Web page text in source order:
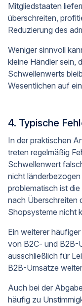
Mitgliedstaaten
überschreiten,
Reduzierung des
Weniger sinnvoll
kleine Händler sein,
Schwellenwerts
Wesentlichen auf
4. Typische
In der praktischen
treten regelmäßig
Schwellenwert
nicht
problematisch ist
nach Überschreiten
Shopsysteme nicht
Ein weiterer
von B2C- und B2B-
ausschließlich für
B2B-Umsätze
Auch bei der
häufig zu